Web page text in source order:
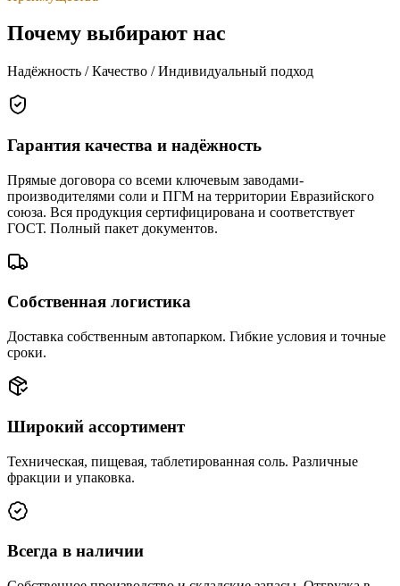
Почему выбирают нас
Надёжность / Качество / Индивидуальный подход
Гарантия качества и надёжность
Прямые договора со всеми ключевым заводами-
производителями соли и ПГМ на территории Евразийского
союза. Вся продукция сертифицирована и соответствует
ГОСТ. Полный пакет документов.
Собственная логистика
Доставка собственным автопарком. Гибкие условия и точные
сроки.
Широкий ассортимент
Техническая, пищевая, таблетированная соль. Различные
фракции и упаковка.
Всегда в наличии